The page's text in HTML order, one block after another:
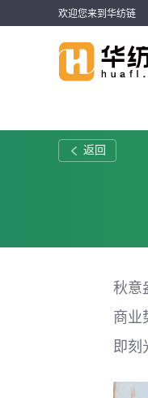
欢迎您来到华纺链
返回
秋意
商业
即刻